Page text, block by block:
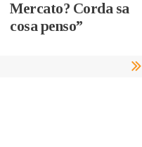
Mercato? Corda sa
cosa penso”